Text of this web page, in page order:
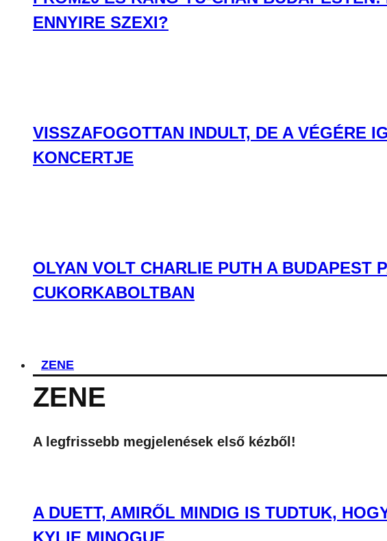
ENNYIRE SZEXI?
VISSZAFOGOTTAN INDULT, DE A VÉGÉRE
KONCERTJE
OLYAN VOLT CHARLIE PUTH A BUDAPEST
CUKORKABOLTBAN
ZENE
ZENE
A legfrissebb megjelenések első kézből!
A DUETT, AMIRŐL MINDIG IS TUDTUK,
KYLIE MINOGUE